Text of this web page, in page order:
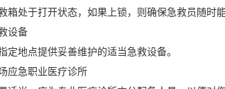
于打开状态，如果上锁，则确保急救员随时能
备
地点提供妥善维护的适当急救设备。
急职业医疗诊所